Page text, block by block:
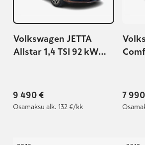
Volkswagen JETTA
Allstar 1,4 TSI 92 kW
9 490 €
Osamaksu alk. 132 €/kk
7